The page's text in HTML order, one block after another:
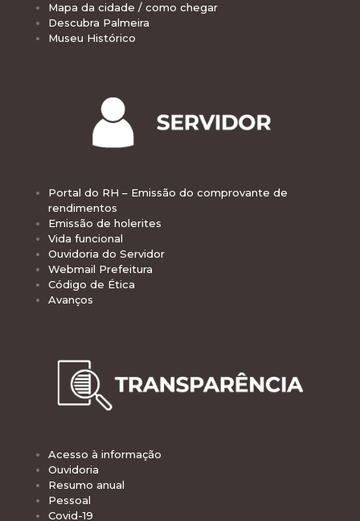
Mapa da cidade / como chegar
Descubra Palmeira
Museu Histórico
Portal do RH – Emissão do comprovante de
rendimentos
Emissão de holerites
Vida funcional
Ouvidoria do Servidor
Webmail Prefeitura
Código de Ética
Avanços
Acesso à informação
Ouvidoria
Resumo anual
Pessoal
Covid-19